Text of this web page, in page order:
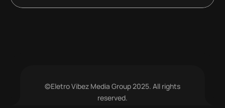
©Eletro Vibez Media Group 2025. All rights
reserved.